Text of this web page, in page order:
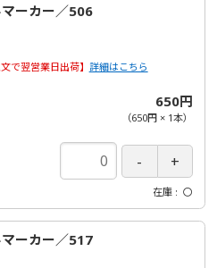
マーカー／506
で翌営業日出荷】 詳細はこちら
650円
（650円× 1本）
在庫 〇
マーカー／517